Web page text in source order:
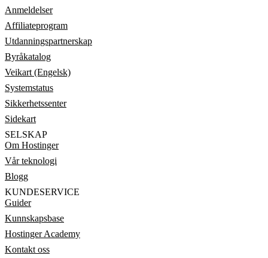
Anmeldelser
Affiliateprogram
Utdanningspartnerskap
Byråkatalog
Veikart (Engelsk)
Systemstatus
Sikkerhetssenter
Sidekart
SELSKAP
Om Hostinger
Vår teknologi
Blogg
KUNDESERVICE
Guider
Kunnskapsbase
Hostinger Academy
Kontakt oss